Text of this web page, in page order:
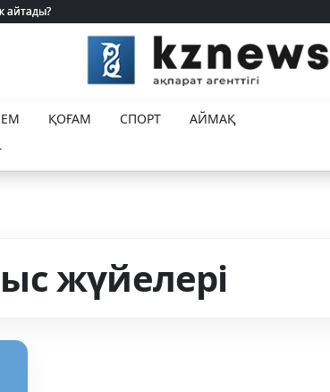
айтады?
айтады?
ҚОҒАМ СПОРТ
АЙМАҚ
жүйелері